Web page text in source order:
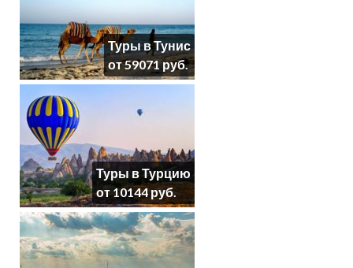
Туры в Тунис
от 59071 руб.
Туры в Турцию
от 10144 руб.